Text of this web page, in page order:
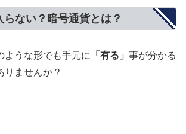
ない？暗号通貨とは？
ような形でも手元に 「有る」 事が分かる
りませんか？